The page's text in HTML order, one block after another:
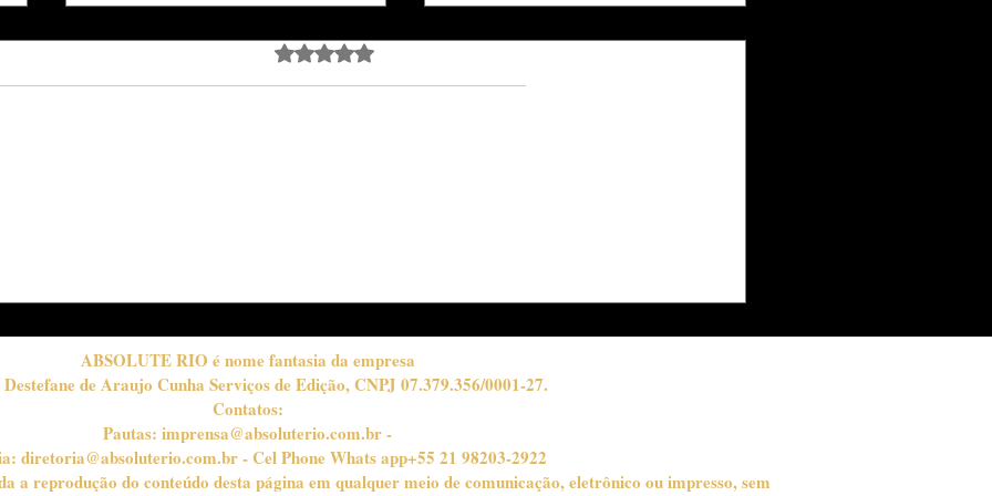
Energética
Avaliado com 0 de 5 estrelas.
ABSOLUTE RIO é nome fantasia da empresa
de Araujo Cunha Serviços de Edição, CNPJ 07.379.356/0001-27.
Contatos:
Pautas: imprensa@absoluterio.com.br-
diretoria@absoluterio.com.br- Cel Phone Whats app+55 21 98203-2922
a reprodução do conteúdo desta página em qualquer meio de comunicação, eletrônico ou impresso, sem